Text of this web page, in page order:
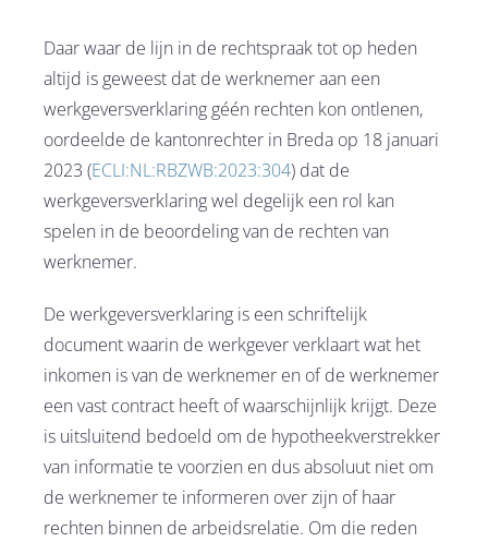
Daar waar de lijn in de rechtspraak tot op heden
altijd is geweest dat de werknemer aan een
werkgeversverklaring géén rechten kon ontlenen,
oordeelde de kantonrechter in Breda op 18 januari
2023 (ECLI:NL:RBZWB:2023:304) dat de
werkgeversverklaring wel degelijk een rol kan
spelen in de beoordeling van de rechten van
werknemer.
De werkgeversverklaring is een schriftelijk
document waarin de werkgever verklaart wat het
inkomen is van de werknemer en of de werknemer
een vast contract heeft of waarschijnlijk krijgt. Deze
is uitsluitend bedoeld om de hypotheekverstrekker
van informatie te voorzien en dus absoluut niet om
de werknemer te informeren over zijn of haar
rechten binnen de arbeidsrelatie. Om die reden